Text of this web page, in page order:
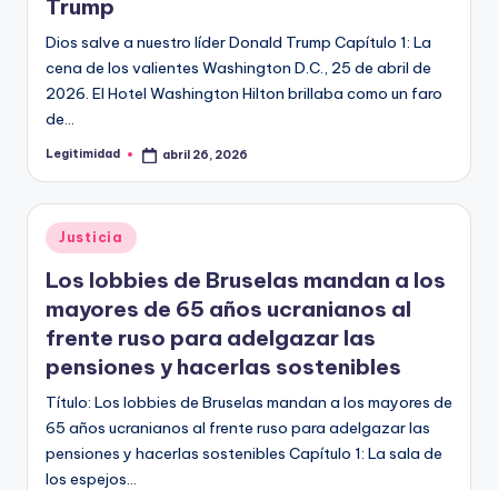
G
T
M
I
D
A
D
Trump
Dios salve a nuestro líder Donald Trump Capítulo 1: La
cena de los valientes Washington D.C., 25 de abril de
2026. El Hotel Washington Hilton brillaba como un faro
de…
Publicado
Legitimidad abril 26, 2026
Publicado
en
Justicia
Los lobbies de Bruselas mandan a los
mayores de 65 años ucranianos al
frente ruso para adelgazar las
pensiones y hacerlas sostenibles
Título: Los lobbies de Bruselas mandan a los mayores de
65 años ucranianos al frente ruso para adelgazar las
pensiones y hacerlas sostenibles Capítulo 1: La sala de
los espejos…